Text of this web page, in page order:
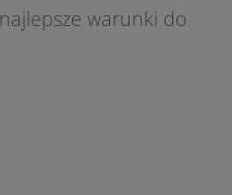
warunki do